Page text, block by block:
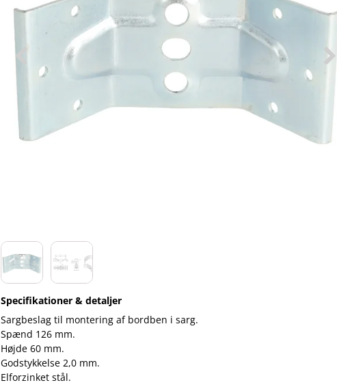
Specifikationer & detaljer
Sargbeslag til montering af bordben i sarg.
Spænd 126 mm.
Højde 60 mm.
Godstykkelse 2,0 mm.
Elforzinket stål.